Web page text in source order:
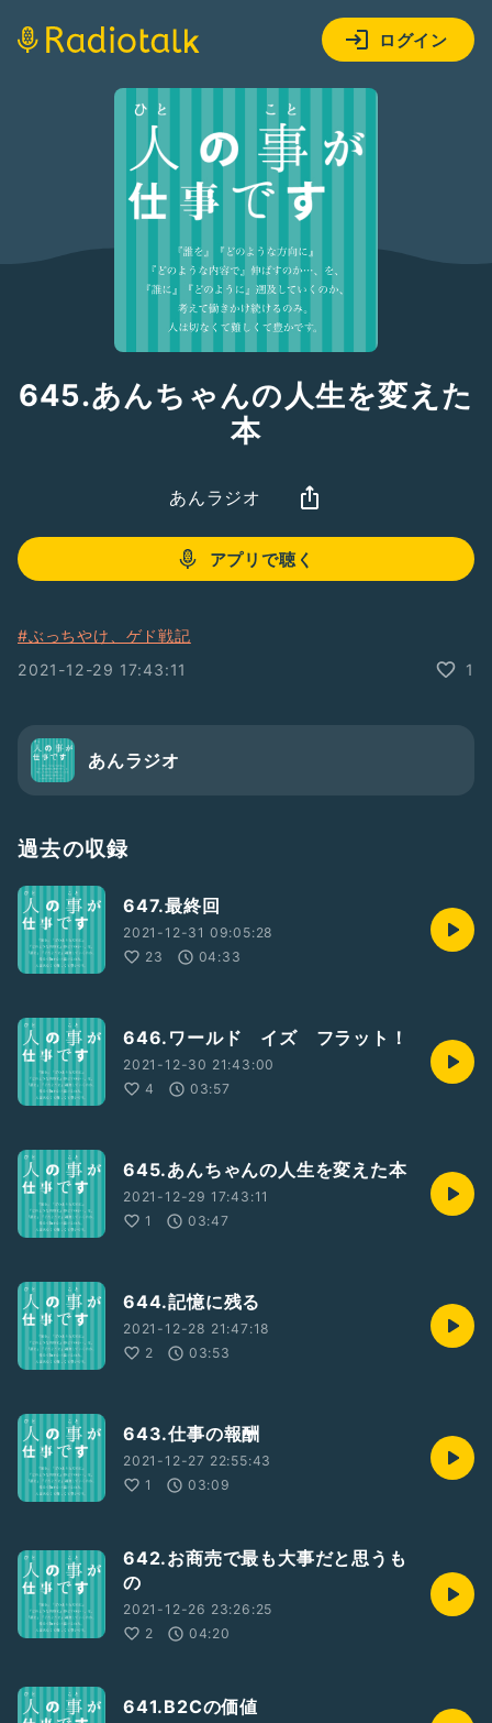
ログイン
645.あんちゃんの人生を変えた
本
あんラジオ
アプリで聴く
#ぶっちやけ、ゲド戦記
2021-12-29 17:43:11
1
あんラジオ
過去の収録
647.最終回
2021-12-31 09:05:28
23
04:33
646.ワールド イズ フラット！
2021-12-30 21:43:00
4
03:57
645.あんちゃんの人生を変えた本
2021-12-29 17:43:11
1
03:47
644.記憶に残る
2021-12-28 21:47:18
2
03:53
643.仕事の報酬
2021-12-27 22:55:43
1
03:09
642.お商売で最も大事だと思うも
の
2021-12-26 23:26:25
2
04:20
641.B2Cの価値